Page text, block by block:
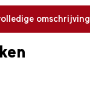
omschrijving